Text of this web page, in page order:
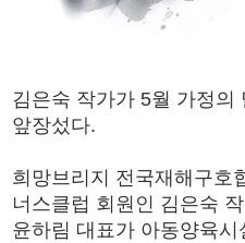
김은숙 작가가 5월 가정의
앞장섰다.
희망브리지 전국재해구호
너스클럽 회원인 김은숙
윤하림 대표가 아동양육시